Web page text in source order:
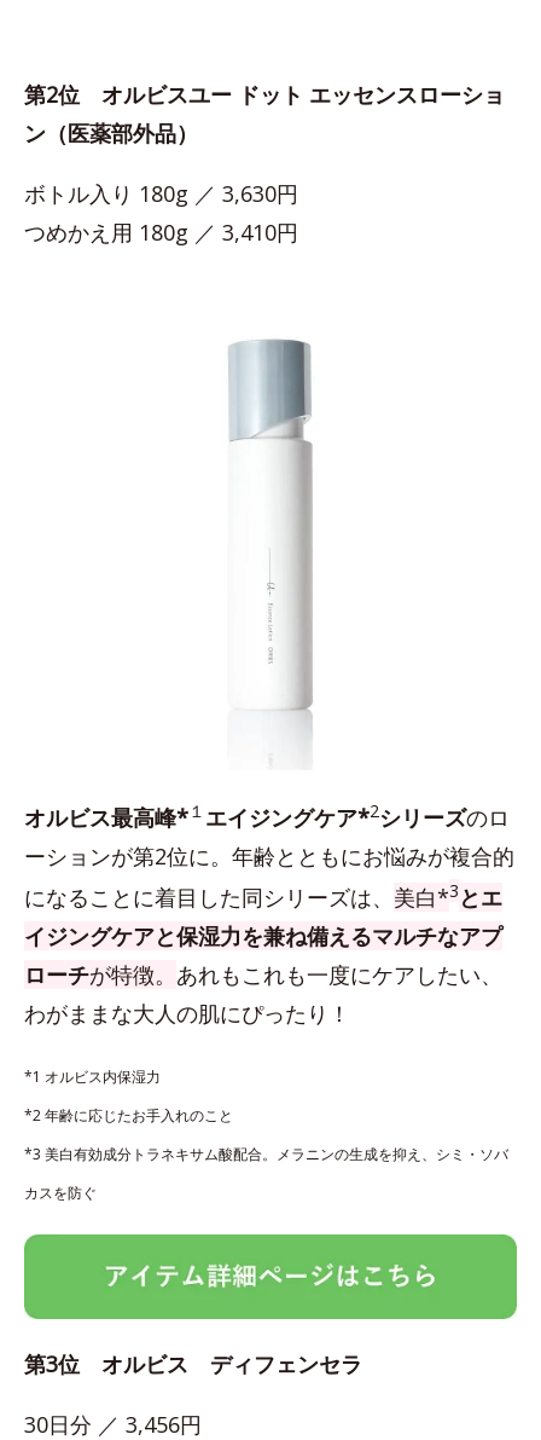
第2位 オルビスユー ドット エッセンスローショ
ン（医薬部外品）
ボトル入り 180g ／ 3,630円
つめかえ用 180g ／ 3,410円
オルビス最高峰*１ エイジングケア*2シリーズのロ
ーションが第2位に。年齢とともにお悩みが複合的
になることに着目した同シリーズは、 美白*3 とエ
イジングケアと保湿力を兼ね備えるマルチなアプ
ローチが特徴。 あれもこれも一度にケアしたい、
わがままな大人の肌にぴったり！
*1 オルビス内保湿力
*2 年齢に応じたお手入れのこと
*3 美白有効成分トラネキサム酸配合。メラニンの生成を抑え、シミ・ソバ
カスを防ぐ
第3位 オルビス ディフェンセラ
30日分 ／ 3,456円